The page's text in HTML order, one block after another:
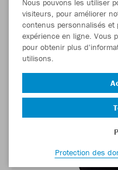
Nous pouvons les utiliser
visiteurs, pour améliorer
contenus personnalisés et
expérience en ligne. Vous
pour obtenir plus
utilisons.
Protection des